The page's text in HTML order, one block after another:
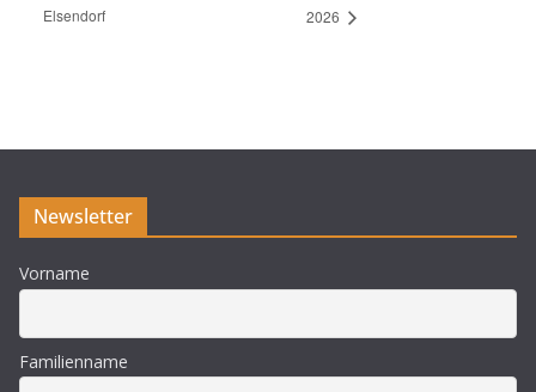
Elsendorf
2026
Newsletter
Vorname
Familienname